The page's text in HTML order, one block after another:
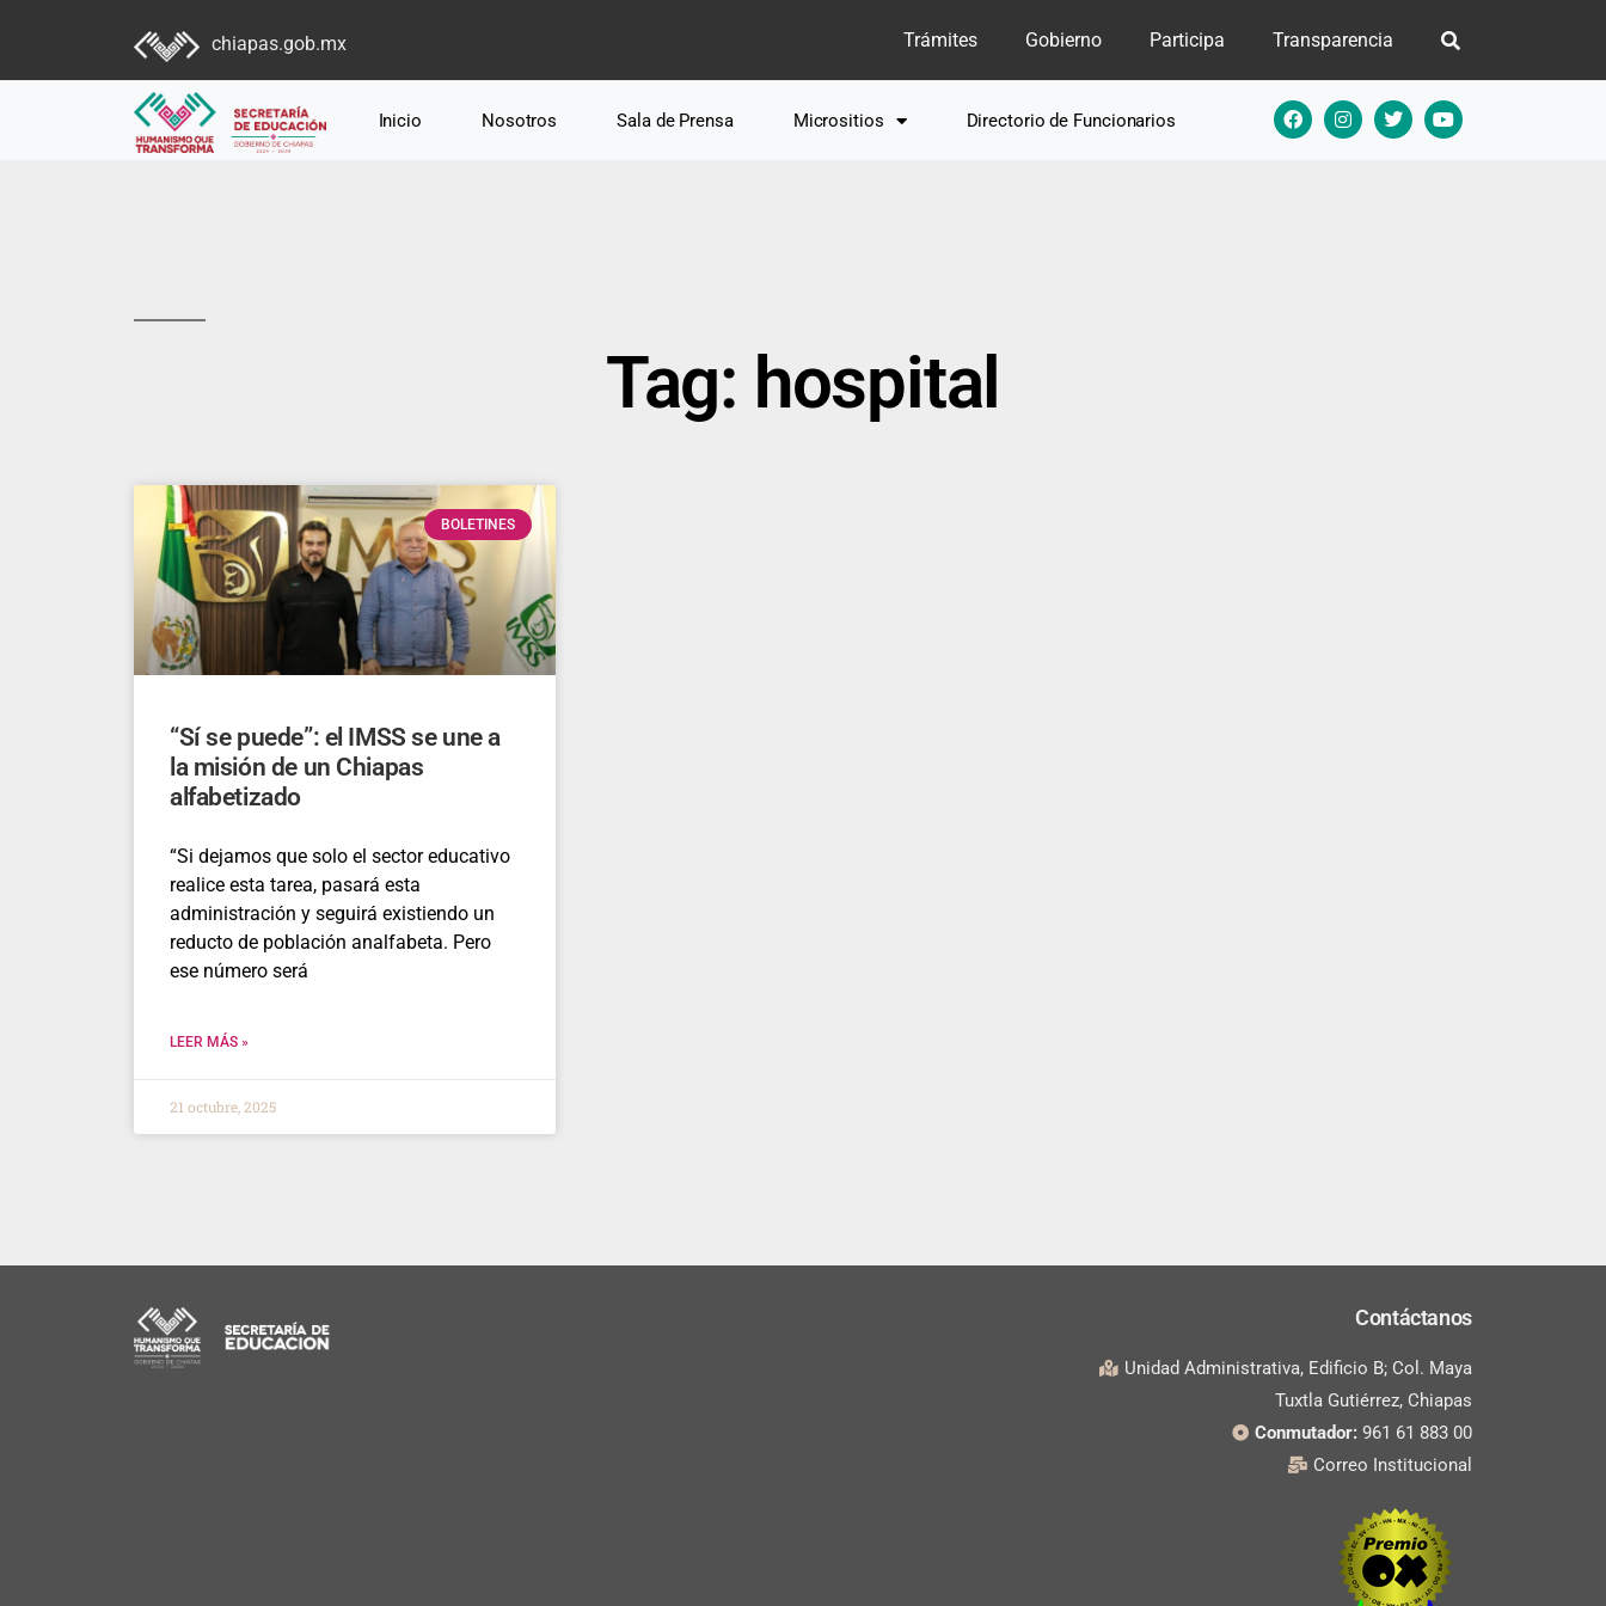
chiapas.gob.mx Trámites Gobierno Participa Transparencia
Inicio Nosotros Sala de Prensa Micrositios Directorio de Funcionarios
Tag: hospital
BOLETINES
“Sí se puede”: el IMSS se une a
la misión de un Chiapas
alfabetizado
“Si dejamos que solo el sector educativo
realice esta tarea, pasará esta
administración y seguirá existiendo un
reducto de población analfabeta. Pero
ese número será
LEER MÁS »
21 octubre, 2025
Contáctanos
Unidad Administrativa, Edificio B; Col. Maya
Tuxtla Gutiérrez, Chiapas
Conmutador: 961 61 883 00
Correo Institucional